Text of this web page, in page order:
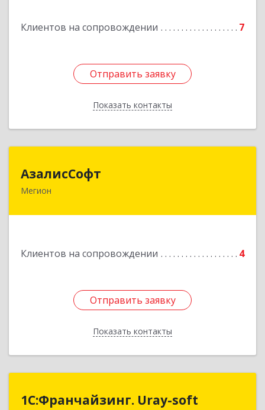
Клиентов на сопровождении 7
Отправить заявку
Показать контакты
Отправить заявку
Назад
АзалисСофт
Мегион
Клиентов на сопровождении 4
Отправить заявку
Показать контакты
628690, Ханты-Мансийский Автономный округ
Подробнее
Отправить заявку
Назад
1С:Франчайзинг. Uray-soft
1С:Франчайзинг. Uray-soft